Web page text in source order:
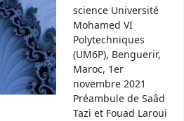
science Université
Mohamed VI
Polytechniques
(UM6P), Benguerir,
Maroc, 1er
novembre 2021
Préambule de Saâd
Tazi et Fouad Laroui